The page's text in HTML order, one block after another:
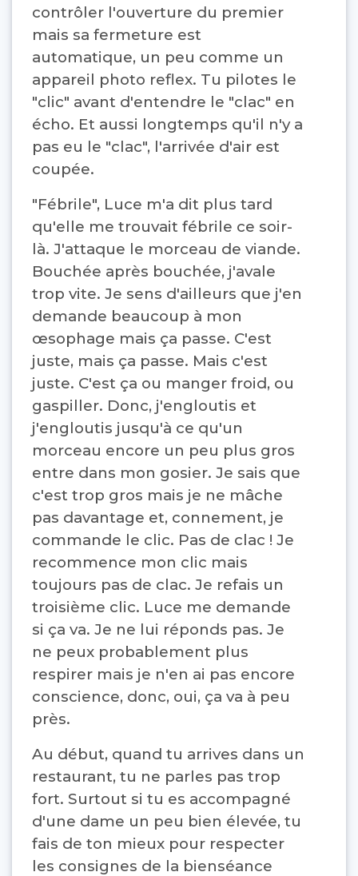
contrôler l'ouverture du premier
mais sa fermeture est
automatique, un peu comme un
appareil photo reflex. Tu pilotes le
"clic" avant d'entendre le "clac" en
écho. Et aussi longtemps qu'il n'y a
pas eu le "clac", l'arrivée d'air est
coupée.
"Fébrile", Luce m'a dit plus tard
qu'elle me trouvait fébrile ce soir-
là. J'attaque le morceau de viande.
Bouchée après bouchée, j'avale
trop vite. Je sens d'ailleurs que j'en
demande beaucoup à mon
œsophage mais ça passe. C'est
juste, mais ça passe. Mais c'est
juste. C'est ça ou manger froid, ou
gaspiller. Donc, j'engloutis et
j'engloutis jusqu'à ce qu'un
morceau encore un peu plus gros
entre dans mon gosier. Je sais que
c'est trop gros mais je ne mâche
pas davantage et, connement, je
commande le clic. Pas de clac ! Je
recommence mon clic mais
toujours pas de clac. Je refais un
troisième clic. Luce me demande
si ça va. Je ne lui réponds pas. Je
ne peux probablement plus
respirer mais je n'en ai pas encore
conscience, donc, oui, ça va à peu
près.
Au début, quand tu arrives dans un
restaurant, tu ne parles pas trop
fort. Surtout si tu es accompagné
d'une dame un peu bien élevée, tu
fais de ton mieux pour respecter
les consignes de la bienséance